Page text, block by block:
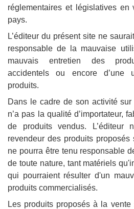
réglementaires et législatives
pays.
L’éditeur du présent site ne
responsable de la mauvaise
mauvais entretien des
accidentels ou encore d’une
produits.
Dans le cadre de son activité sur
n’a pas la qualité d’importateur,
de produits vendus. L’éditeur
revendeur des produits
ne pourra être tenu responsable
de toute nature, tant matériels
qui pourraient résulter d'un
produits commercialisés.
Les produits proposés à la